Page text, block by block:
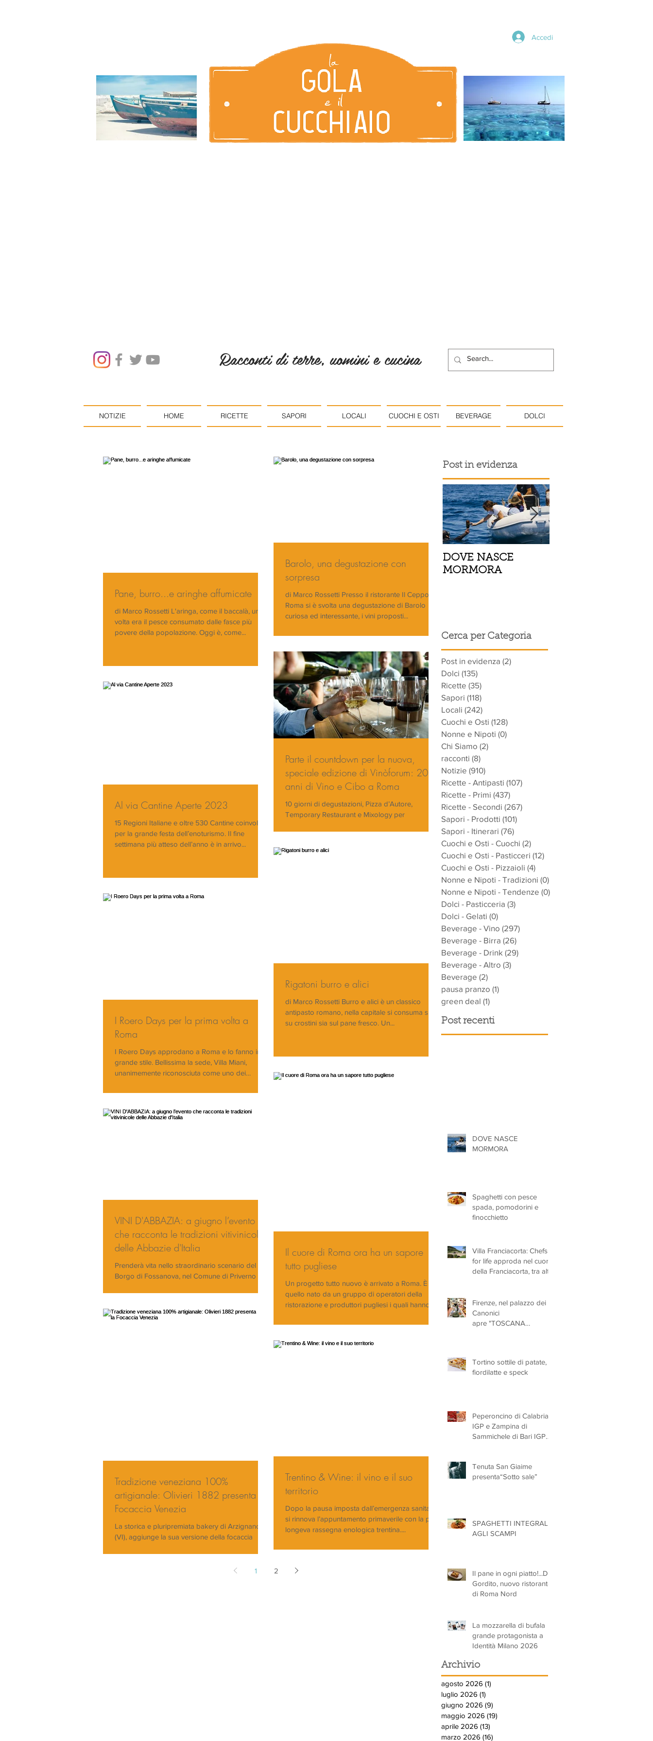
Accedi
Racconti di terre, uomini e cucina
NOTIZIE HOME RICETTE SAPORI LOCALI CUOCHI E OSTI BEVERAGE DOLCI
Pane, burro...e aringhe affumicate
di Marco Rossetti L'aringa, come il baccalà, una
volta era il pesce consumato dalle fasce più
povere della popolazione. Oggi è, come...
Barolo, una degustazione con
sorpresa
di Marco Rossetti Presso il ristorante Il Ceppo di
Roma si è svolta una degustazione di Barolo
curiosa ed interessante, i vini proposti...
Al via Cantine Aperte 2023
15 Regioni Italiane e oltre 530 Cantine coinvolte
per la grande festa dell’enoturismo. Il fine
settimana più atteso dell’anno è in arrivo...
Parte il countdown per la nuova,
speciale edizione di Vinòforum: 20
anni di Vino e Cibo a Roma
10 giorni di degustazioni, Pizza d’Autore,
Temporary Restaurant e Mixology per
I Roero Days per la prima volta a
Roma
I Roero Days approdano a Roma e lo fanno in
grande stile. Bellissima la sede, Villa Miani,
unanimemente riconosciuta come uno dei
Rigatoni burro e alici
di Marco Rossetti Burro e alici è un classico
antipasto romano, nella capitale si consuma sia
su crostini sia sul pane fresco. Un...
VINI D'ABBAZIA: a giugno l’evento
che racconta le tradizioni vitivinicole
delle Abbazie d'Italia
Prenderà vita nello straordinario scenario del
Borgo di Fossanova, nel Comune di Priverno
Il cuore di Roma ora ha un sapore
tutto pugliese
Un progetto tutto nuovo è arrivato a Roma. È
quello nato da un gruppo di operatori della
ristorazione e produttori pugliesi i quali hanno...
Tradizione veneziana 100%
artigianale: Olivieri 1882 presenta la
Focaccia Venezia
La storica e pluripremiata bakery di Arzignano
(VI), aggiunge la sua versione della focaccia
Trentino & Wine: il vino e il suo
territorio
Dopo la pausa imposta dall’emergenza sanitaria,
si rinnova l’appuntamento primaverile con la più
longeva rassegna enologica trentina....
1 2
Post in evidenza
DOVE NASCE
MORMORA
Cerca per Categoria
Post in evidenza (2)
Dolci (135)
Ricette (35)
Sapori (118)
Locali (242)
Cuochi e Osti (128)
Nonne e Nipoti (0)
Chi Siamo (2)
racconti (8)
Notizie (910)
Ricette - Antipasti (107)
Ricette - Primi (437)
Ricette - Secondi (267)
Sapori - Prodotti (101)
Sapori - Itinerari (76)
Cuochi e Osti - Cuochi (2)
Cuochi e Osti - Pasticceri (12)
Cuochi e Osti - Pizzaioli (4)
Nonne e Nipoti - Tradizioni (0)
Nonne e Nipoti - Tendenze (0)
Dolci - Pasticceria (3)
Dolci - Gelati (0)
Beverage - Vino (297)
Beverage - Birra (26)
Beverage - Drink (29)
Beverage - Altro (3)
Beverage (2)
pausa pranzo (1)
green deal (1)
Post recenti
DOVE NASCE
MORMORA
Spaghetti con pesce
spada, pomodorini e
finocchietto
Villa Franciacorta: Chefs
for life approda nel cuore
della Franciacorta, tra alta
Firenze, nel palazzo dei
Canonici
apre "TOSCANA
Tortino sottile di patate,
fiordilatte e speck
Peperoncino di Calabria
IGP e Zampina di
Sammichele di Bari IGP
Tenuta San Giaime
presenta“Sotto sale”
SPAGHETTI INTEGRALI
AGLI SCAMPI
Il pane in ogni piatto!...Da
Gordito, nuovo ristorante
di Roma Nord
La mozzarella di bufala
grande protagonista a
Identità Milano 2026
Archivio
agosto 2026 (1)
luglio 2026 (1)
giugno 2026 (9)
maggio 2026 (19)
aprile 2026 (13)
marzo 2026 (16)